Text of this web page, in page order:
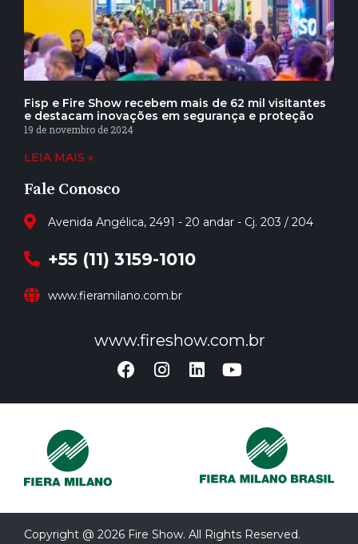
Fisp e Fire Show recebem mais de 62 mil visitantes
e destacam inovações em segurança e proteção
19 de novembro de 2024
LEIA MAIS »
Fale Conosco
Avenida Angélica, 2491 - 20 andar - Cj. 203 / 204
+55 (11) 3159-1010
www.fieramilano.com.br
www.fireshow.com.br
Copyright @ 2026 Fire Show. All Rights Reserved.